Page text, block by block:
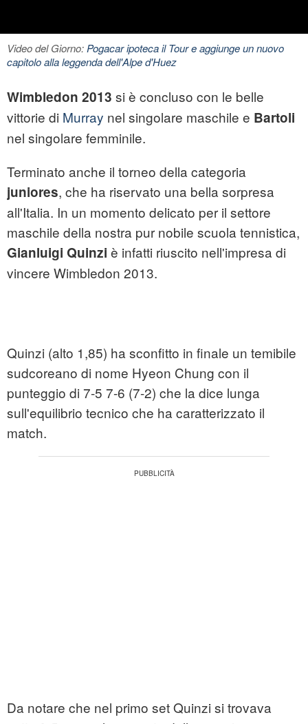
Video del Giorno: Pogacar ipoteca il Tour e aggiunge un nuovo
capitolo alla leggenda dell'Alpe d'Huez
Wimbledon 2013 si è concluso con le belle
vittorie di Murray nel singolare maschile e Bartoli
nel singolare femminile.
Terminato anche il torneo della categoria
juniores, che ha riservato una bella sorpresa
all'Italia. In un momento delicato per il settore
maschile della nostra pur nobile scuola tennistica,
Gianluigi Quinzi è infatti riuscito nell'impresa di
vincere Wimbledon 2013.
Quinzi (alto 1,85) ha sconfitto in finale un temibile
sudcoreano di nome Hyeon Chung con il
punteggio di 7-5 7-6 (7-2) che la dice lunga
sull'equilibrio tecnico che ha caratterizzato il
match.
Da notare che nel primo set Quinzi si trovava